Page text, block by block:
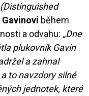
během
a odvahu: „Dne
plukovník Gavin
a zahnal
to navzdory silné
jednotek, které